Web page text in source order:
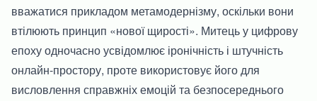
вважатися прикладом метамодернізму, оскільки вони
втілюють принцип «нової щирості». Митець у цифрову
епоху одночасно усвідомлює іронічність і штучність
онлайн-простору, проте використовує його для
висловлення справжніх емоцій та безпосереднього